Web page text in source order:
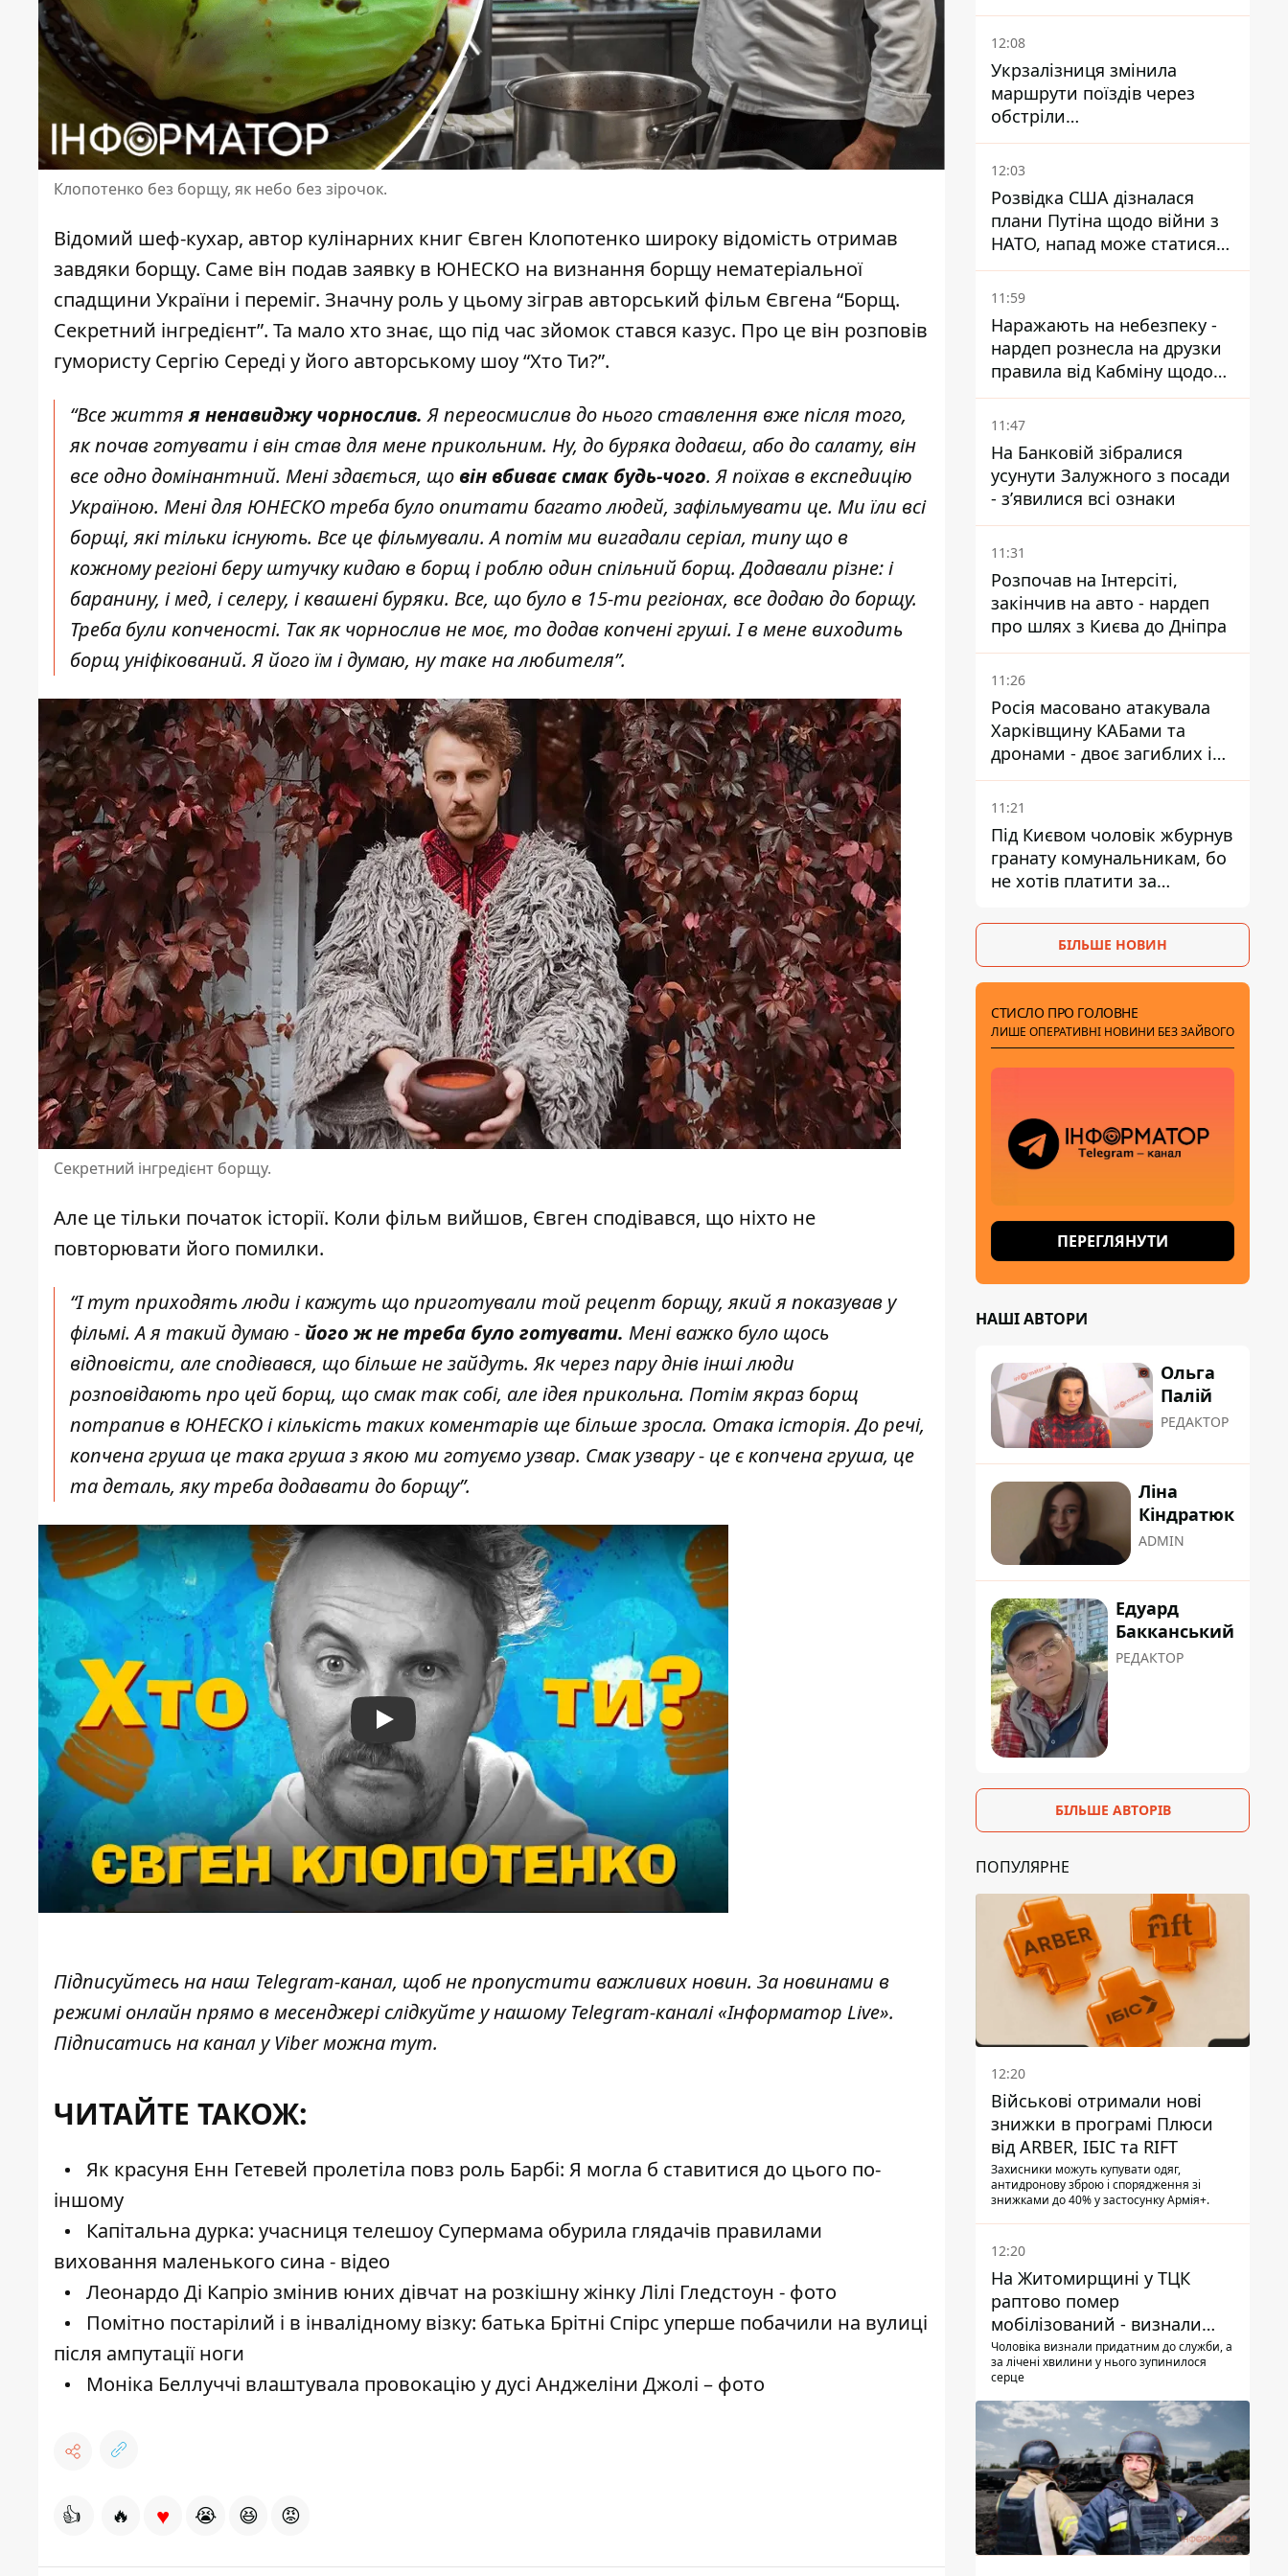
Клопотенко без борщу, як небо без зірочок.
Відомий шеф-кухар, автор кулінарних книг Євген Клопотенко широку відомість отримав
завдяки борщу. Саме він подав заявку в ЮНЕСКО на визнання борщу нематеріальної
спадщини України і переміг. Значну роль у цьомузіграв авторський фільм Євгена “Борщ.
Секретний інгредієнт”. Та мало хто знає, що під час зйомок стався казус. Про це він розповів
гумористу Сергію Середі у його авторському шоу “Хто Ти?”.
“Все життяя ненавиджу чорнослив. Я переосмислив до нього ставлення вже після того,
як почав готувати і він став для мене прикольним. Ну, до буряка додаєш, або до салату, він
все одно домінантний. Мені здається, щовін вбиває смак будь-чого. Я поїхав в експедицію
Україною. Мені для ЮНЕСКО треба було опитати багато людей, зафільмувати це. Ми їли всі
борщі, які тільки існують. Все це фільмували. А потім ми вигадали серіал, типу що в
кожному регіоні беру штучку кидаю в борщ і роблю один спільний борщ. Додавали різне: і
баранину, і мед, і селеру, і квашені буряки. Все, що було в 15-ти регіонах, все додаю до борщу.
Треба були копченості. Так як чорнослив не моє, то додав копчені груші. І в мене виходить
борщ уніфікований. Я його їм і думаю, ну таке на любителя”.
Секретний інгредієнт борщу.
Але це тільки початок історії. Коли фільм вийшов, Євген сподівався, що ніхто не
повторювати його помилки.
“І тут приходять люди і кажуть що приготували той рецепт борщу, який я показував у
фільмі. А я такий думаю - його ж не треба було готувати. Мені важко було щось
відповісти, але сподівався, що більше не зайдуть. Як через пару днів інші люди
розповідають про цей борщ, що смак так собі, але ідея прикольна. Потім якраз борщ
потрапив в ЮНЕСКО і кількість таких коментарів ще більше зросла. Отака історія. До речі,
копчена груша це така груша з якою ми готуємо узвар. Смак узвару - це є копчена груша, це
та деталь, яку треба додавати до борщу”.
Play
Підписуйтесь на наш Telegram-канал, щоб не пропустити важливих новин. За новинами в
режимі онлайн прямо в месенджері слідкуйте у нашому Telegram-каналі«Інформатор Live».
Підписатись на канал у Viber можнатут.
ЧИТАЙТЕ ТАКОЖ:
Як красуня Енн Гетевей пролетіла повз роль Барбі: Я могла б ставитися до цього по-
іншому
Капітальна дурка: учасниця телешоу Супермама обурила глядачів правилами
виховання маленького сина - відео
Леонардо Ді Капріо змінив юних дівчат на розкішну жінку Лілі Гледстоун - фото
Помітно постарілий і в інвалідному візку: батька Брітні Спірс уперше побачили на вулиці
після ампутації ноги
Моніка Беллуччі влаштувала провокацію у дусі Анджеліни Джолі – фото
👍 🔥 ♥ 😭 😆 😡
модифікацію дрона
12:08
Укрзалізниця змінила
маршрути поїздів через
обстріли
Дніпропетровщини,
Харківщини й Запоріжжя
12:03
Розвідка США дізналася
плани Путіна щодо війни з
НАТО, напад може статися
восени – у WSJ розкрили
деталі
11:59
Наражають на небезпеку -
нардеп рознесла на друзки
правила від Кабміну щодо
зберігання пального
11:47
На Банковій зібралися
усунути Залужного з посади
- зʼявилися всі ознаки
11:31
Розпочав на Інтерсіті,
закінчив на авто - нардеп
про шлях з Києва до Дніпра
11:26
Росія масовано атакувала
Харківщину КАБами та
дронами - двоє загиблих і
19 поранених
11:21
Під Києвом чоловік жбурнув
гранату комунальникам, бо
не хотів платити за
БІЛЬШЕ НОВИН
СТИСЛО ПРО ГОЛОВНЕ
ЛИШЕ ОПЕРАТИВНІ НОВИНИ БЕЗ ЗАЙВОГО
ПЕРЕГЛЯНУТИ
НАШІ АВТОРИ
Ольга
Палій
РЕДАКТОР
Ліна
Кіндратюк
ADMIN
Едуард
Бакканський
РЕДАКТОР
БІЛЬШЕ АВТОРІВ
ПОПУЛЯРНЕ
12:20
Військові отримали нові
знижки в програмі Плюси
від ARBER, ІБІС та RIFT
Захисники можуть купувати одяг,
антидронову зброю і спорядження зі
знижками до 40% у застосунку Армія+.
12:20
На Житомирщині у ТЦК
раптово помер
мобілізований - визнали
придатним і одразу ж
зупинилося серце
Чоловіка визнали придатним до служби, а
за лічені хвилини у нього зупинилося
серце